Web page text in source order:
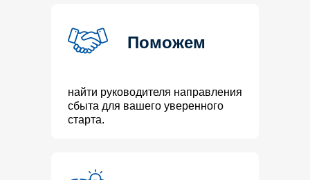
Поможем
найти руководителя направления
сбыта для вашего уверенного
старта.